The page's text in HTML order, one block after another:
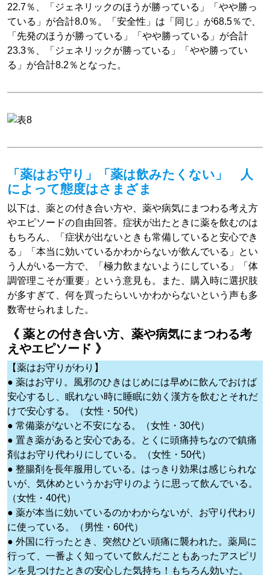
22.7％、「ジェネリックのほうが勝っている」「やや勝っ
ている」が合計8.0％。「安全性」は「同じ」が68.5％で、
「先発のほうが勝っている」「やや勝っている」が合計
23.3％、「ジェネリックが勝っている」「やや勝ってい
る」が合計8.2％となった。
「薬はお守り」「薬は飲みたくない」 人
によって態度はさまざま
以下は、薬との付き合い方や、薬や病気にまつわる考え方
やエピソードの自由回答。症状が出たときに薬を飲むのは
もちろん、「症状が出ないときも常備していると安心でき
る」「本当に効いているかわからないが飲んでいる」とい
う人がいる一方で、「極力飲まないようにしている」「体
調管理こそが重要」という意見も。また、購入時に選択肢
が多すぎて、何を買ったらいいかわからないという声も多
数寄せられました。
《 薬との付き合い方、薬や病気にまつわる考
えやエピソード 》
【薬はお守りがわり】
● 薬はお守り。風邪のひきはじめには早めに飲んでおけば
安心するし、眠れない時に睡眠に効く漢方を飲むとそれだ
けで安心する。（女性・50代）
● 常備薬がないと不安になる。（女性・30代）
● 置き薬があると安心である。とくに頭痛持ちなので鎮痛
剤はお守り代わりにしている。（女性・50代）
● 整腸剤を長年服用している。はっきり効果は感じられな
いが、気休めというかお守りのように思って飲んでいる。
（女性・40代）
● 薬が本当に効いているのかわからないが、お守り代わり
に使っている。（男性・60代）
● 外国に行ったとき、突然ひどい頭痛に襲われた。薬局に
行って、一番よく知っていて飲んだこともあったアスピリ
ンを見つけたときの安心した気持ち！もちろん効いた。